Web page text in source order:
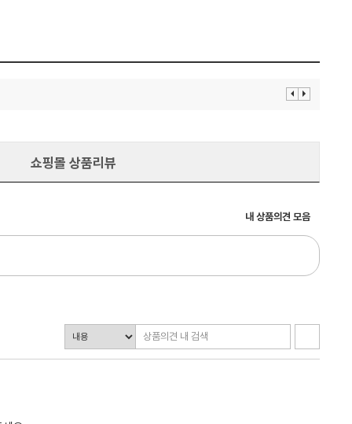
이 다
쇼핑몰 상품리뷰
내 상품의견 모음